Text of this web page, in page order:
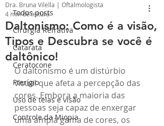
Todos posts
Cirurgia Refrativa
Catarata
Ceratocone
Pterígio
Uso de telas e visão
Controle da Miopia
Daltonismo: Como é a visão,
Tipos e Descubra se você é
daltônico!
Dra. Bruna Vilella | Oftalmologista
4 min de leitura
O daltonismo é um distúrbio
visual que afeta a percepção das
cores. Embora a maioria das
pessoas seja capaz de enxergar
uma ampla gama de cores, os